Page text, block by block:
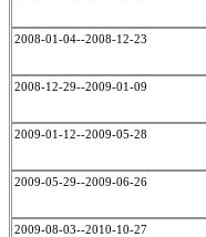
2008-01-04--2008-12-23
2008-12-29--2009-01-09
2009-01-12--2009-05-28
2009-05-29--2009-06-26
2009-08-03--2010-10-27